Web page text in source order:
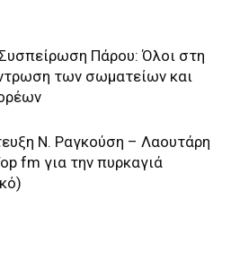
Πάρου: Όλοι στη
των σωματείων και
Ν. Ραγκούση – Λαουτάρη
fm για την πυρκαγιά